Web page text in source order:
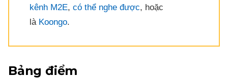
kênh M2E, có thể nghe được, hoặc
là Koongo.
Bảng điểm